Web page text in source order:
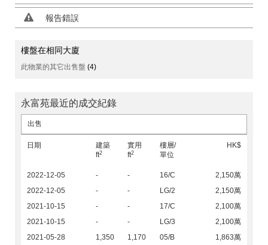
報告錯誤
樓盤在相同大廈
此物業的其它出售盤 (4)
永富苑最近的成交紀錄
出售
日期
建築
ft2
實用
ft2
樓層/
單位
HK$
2022-12-05 - - 16/C
2,150萬
2022-12-05
- - LG/2
2,150萬
2021-10-15
- - 17/C
2,100萬
2021-10-15
- - LG/3
2,100萬
2021-05-28
1,350 1,170 05/B 1,863萬